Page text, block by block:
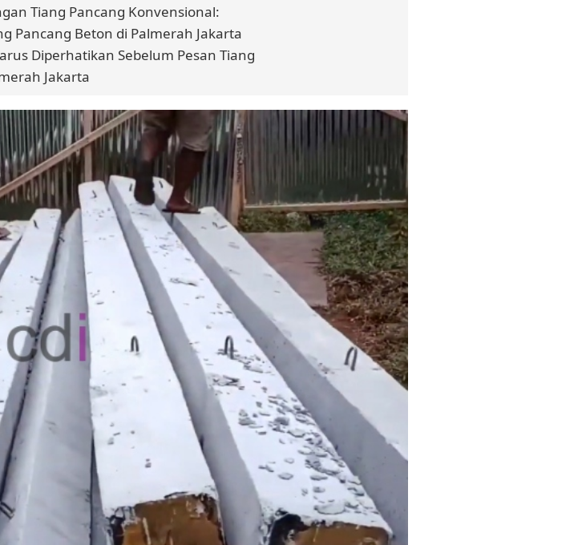
Tiang Pancang Konvensional:
Pancang Beton di Palmerah Jakarta
Diperhatikan Sebelum Pesan Tiang
Jakarta